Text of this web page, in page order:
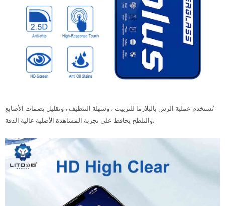
تُستخدم عملية الرش بالبلازما للتزييت ، وسهلة التنظيف ، وتقليل بصمات الأصابع
والتلطخ يحافظ على تجربة المشاهدة الأصلية عالية الدقة.